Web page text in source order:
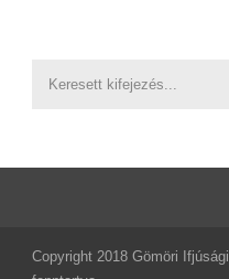
Copyright 2018 Gömöri